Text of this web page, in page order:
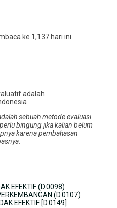
ke 1,137 hari ini
sebuah metode evaluasi
bingung jika kalian belum
karena pembahasan
EFEKTIF (D.0098)
(D.0107)
EFEKTIF [D.0149]